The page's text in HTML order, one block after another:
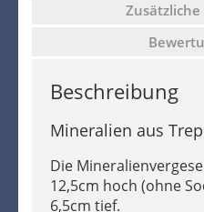
Beschreibung
Mineralien aus
Die
12,5cm hoch (ohne
6,5cm tief.